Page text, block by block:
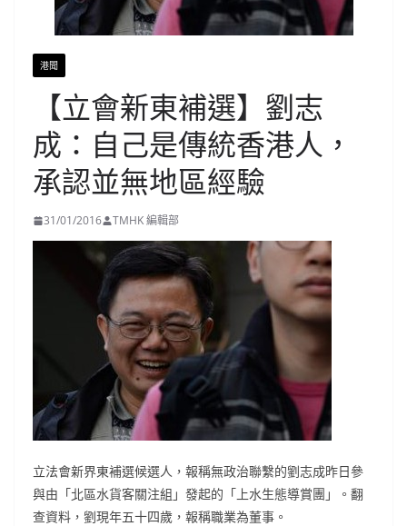
港聞
【立會新東補選】劉志
成：自己是傳統香港人，
承認並無地區經驗
31/01/2016 TMHK 編輯部
立法會新界東補選候選人，報稱無政治聯繫的劉志成昨日參
與由「北區水貨客關注組」發起的「上水生態導賞團」。翻
查資料，劉現年五十四歲，報稱職業為董事。